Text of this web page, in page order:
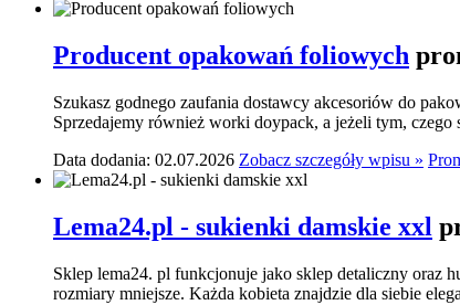
Producent opakowań foliowych
Szukasz godnego zaufania dostawcy akcesoriów do
Sprzedajemy również worki doypack, a jeżeli tym,
Data dodania: 02.07.2026 Zobacz szczegóły wpisu »
Lema24.pl - sukienki damskie xxl
Sklep lema24. pl funkcjonuje jako sklep detaliczny oraz
rozmiary mniejsze. Każda kobieta znajdzie dla siebie